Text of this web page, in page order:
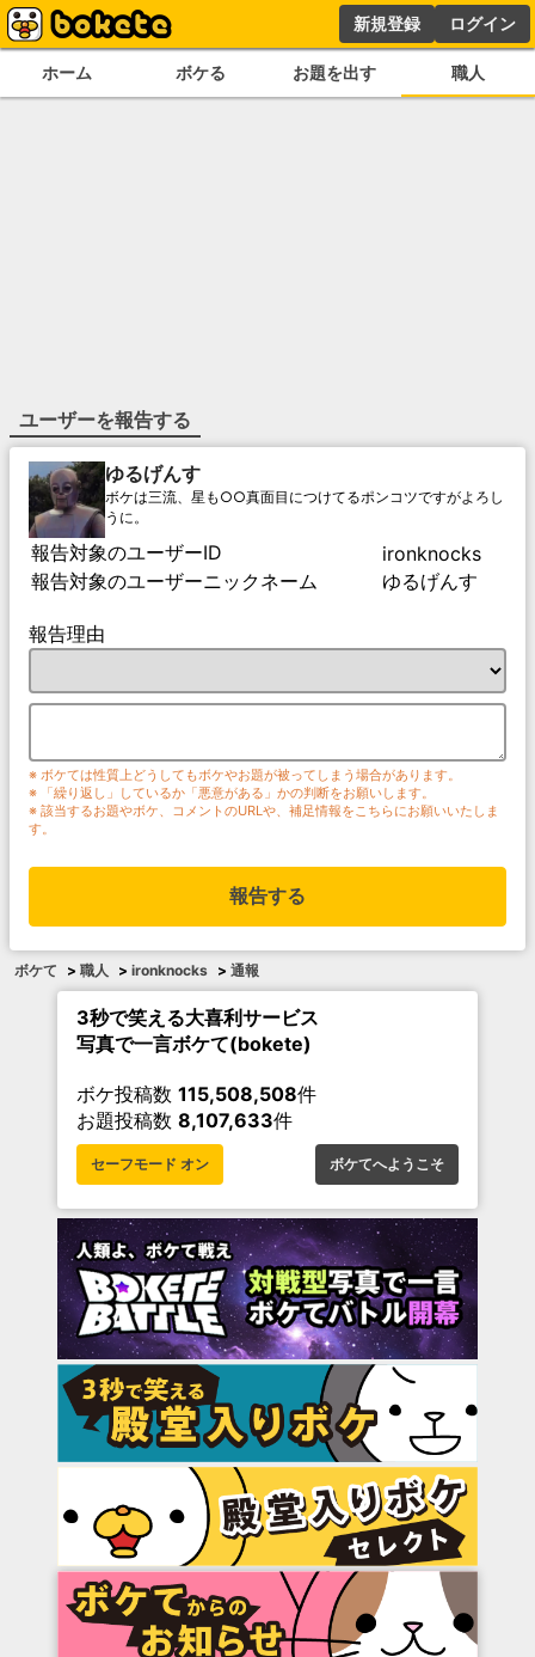
新規登録 ログイン
ホーム ボケる お題を出す 職人
ユーザーを報告する
ゆるげんす
ボケは三流、星も○○真面目につけてるポンコツですがよろし
うに。
報告対象のユーザーID
ironknocks
報告対象のユーザーニックネーム
ゆるげんす
報告理由
※ ボケては性質上どうしてもボケやお題が被ってしまう場合があります。
※ 「繰り返し」しているか「悪意がある」かの判断をお願いします。
※ 該当するお題やボケ、コメントのURLや、補足情報をこちらにお願いいたしま
す。
報告する
ボケて > 職人 > ironknocks > 通報
3秒で笑える大喜利サービス
写真で一言ボケて(bokete)
ボケ投稿数 115,508,508件
お題投稿数 8,107,633件
セーフモード オン ボケてへようこそ